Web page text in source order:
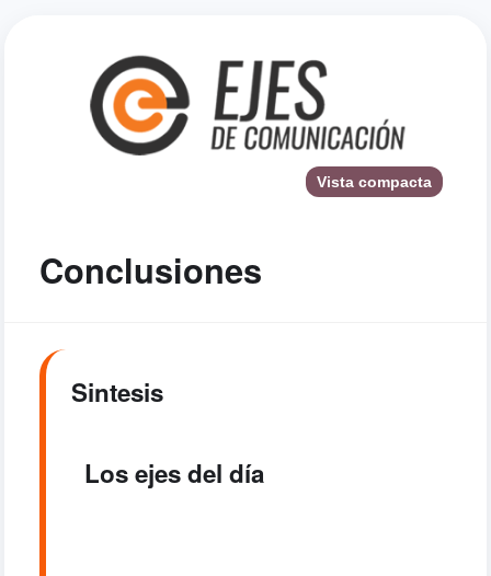
Vista compacta
Conclusiones
Sintesis
Los ejes del día